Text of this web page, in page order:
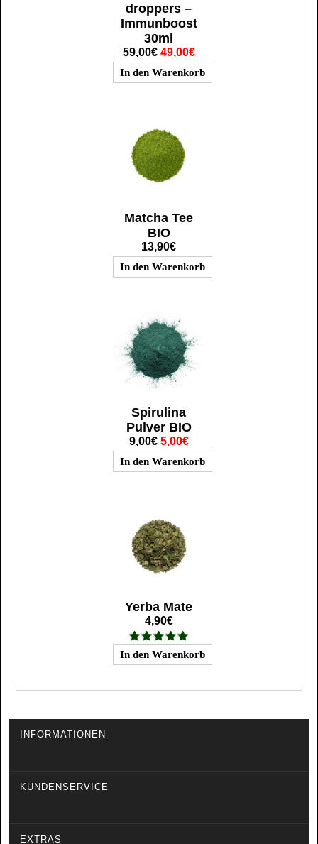
droppers –
Immunboost
30ml
59,00€ 49,00€
Matcha Tee
BIO
13,90€
Spirulina
Pulver BIO
9,00€ 5,00€
Yerba Mate
4,90€
INFORMATIONEN
KUNDENSERVICE
EXTRAS